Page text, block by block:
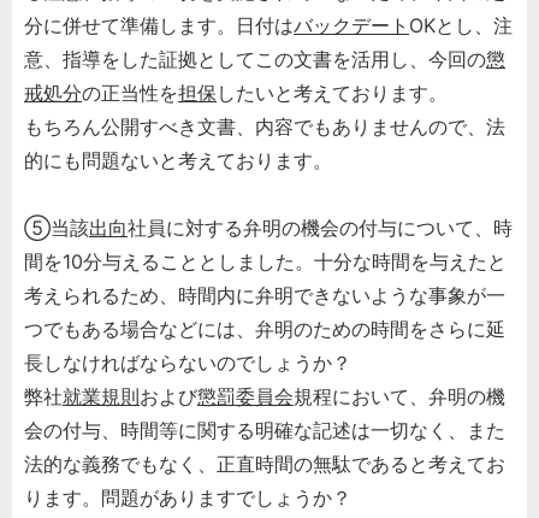
分に併せて準備します。日付はバックデート OKとし、注
意、指導をした証拠としてこの文書を活用し、今回の懲
戒処分の正当性を担保 したいと考えております。
もちろん公開すべき文書、内容でもありませんので、法
的にも問題ないと考えております。
⑤当該出向社員に対する弁明の機会の付与について、時
間を10分与えることとしました。十分な時間を与えたと
考えられるため、時間内に弁明できないような事象が一
つでもある場合などには、弁明のための時間をさらに延
長しなければならないのでしょうか？
弊社就業規則および懲罰委員会規程において、弁明の機
会の付与、時間等に関する明確な記述は一切なく、また
法的な義務でもなく、正直時間の無駄であると考えてお
ります。問題がありますでしょうか？